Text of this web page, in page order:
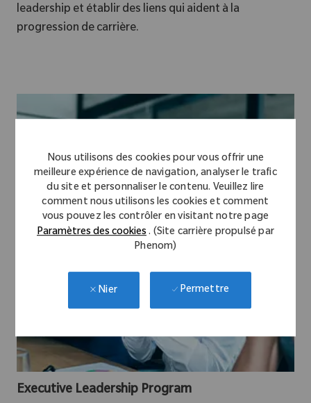
Nous utilisons des cookies pour vous offrir une
meilleure expérience de navigation, analyser le trafic
du site et personnaliser le contenu. Veuillez lire
comment nous utilisons les cookies et comment
vous pouvez les contrôler en visitant notre page
Paramètres des cookies. (Site carrière propulsé par
Phenom)
Nier Permettre
leadership et établir des liens qui aident à la
progression de carrière.
Executive Leadership Program